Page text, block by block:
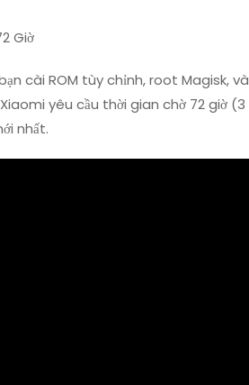
Giờ
cài ROM tùy chỉnh, root Magisk, và
yêu cầu thời gian chờ 72 giờ (3
nhất.